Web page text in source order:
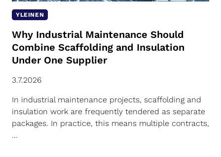
YLEINEN
Why Industrial Maintenance Should
Combine Scaffolding and Insulation
Under One Supplier
3.7.2026
In industrial maintenance projects, scaffolding and
insulation work are frequently tendered as separate
packages. In practice, this means multiple contracts,
…